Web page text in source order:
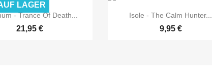
 Vorschau
- Trance Of Death...
21,95 €
LAGER
 Vorschau
Isole - The Calm Hunter...
9,95 €